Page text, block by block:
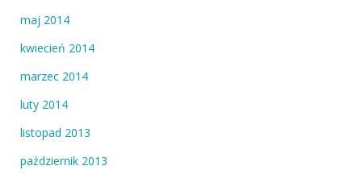
maj 2014
kwiecień 2014
marzec 2014
luty 2014
listopad 2013
październik 2013